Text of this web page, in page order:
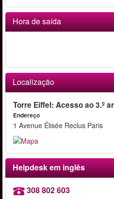
Hora de saída
Localização
Torre Eiffel: Acesso ao 3.º
Endereço
1 Avenue Élisée Reclus Paris
Helpdesk em inglês
308 802 603